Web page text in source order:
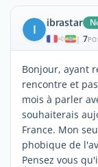
I ibrastar
| 7
Bonjour, ayant
rencontre et
mois à parler
souhaiterais
France. Mon
phobique de
Pensez vous